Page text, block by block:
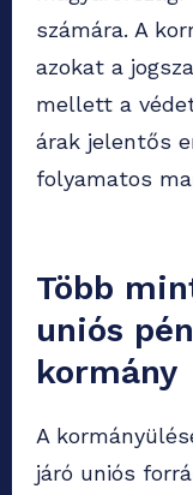
számára. A
azokat a
mellett a
árak jelentős
folyamatos
Több
uniós
kormány
A
járó uniós